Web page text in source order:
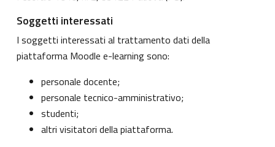
Soggetti interessati
I soggetti interessati al trattamento dati della
piattaforma Moodle e-learning sono:
personale docente;
personale tecnico-amministrativo;
studenti;
altri visitatori della piattaforma.